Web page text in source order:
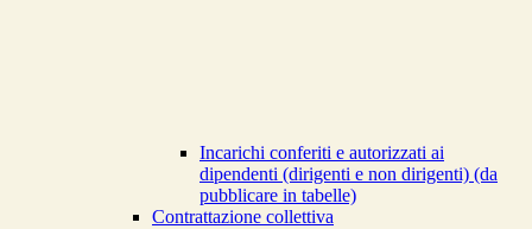
Incarichi conferiti e autorizzati ai
dipendenti (dirigenti e non dirigenti) (da
pubblicare in tabelle)
Contrattazione collettiva